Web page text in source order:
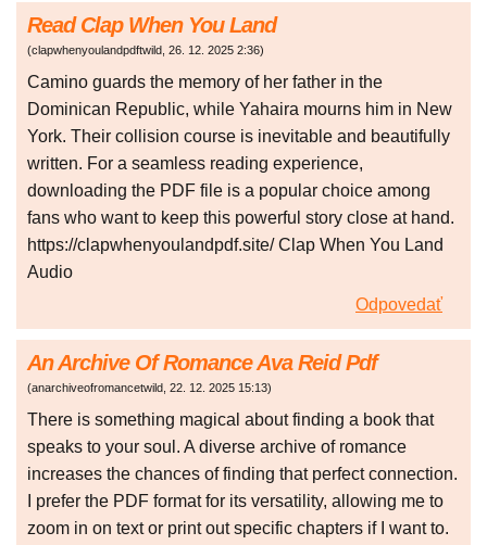
Read Clap When You Land
(clapwhenyoulandpdftwild, 26. 12. 2025 2:36)
Camino guards the memory of her father in the
Dominican Republic, while Yahaira mourns him in New
York. Their collision course is inevitable and beautifully
written. For a seamless reading experience,
downloading the PDF file is a popular choice among
fans who want to keep this powerful story close at hand.
https://clapwhenyoulandpdf.site/ Clap When You Land
Audio
Odpovedať
An Archive Of Romance Ava Reid Pdf
(anarchiveofromancetwild, 22. 12. 2025 15:13)
There is something magical about finding a book that
speaks to your soul. A diverse archive of romance
increases the chances of finding that perfect connection.
I prefer the PDF format for its versatility, allowing me to
zoom in on text or print out specific chapters if I want to.